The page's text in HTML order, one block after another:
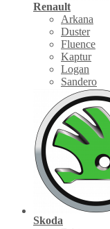
Renault
Arkana
Duster
Fluence
Kaptur
Logan
Sandero
Skoda